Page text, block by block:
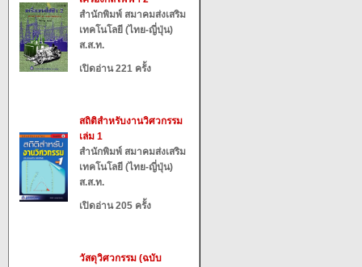
สำนักพิมพ์ สมาคมส่งเสริม
เทคโนโลยี (ไทย-ญี่ปุ่น)
ส.ส.ท.
เปิดอ่าน 221 ครั้ง
สถิติสำหรับงานวิศวกรรม
เล่ม 1
สำนักพิมพ์ สมาคมส่งเสริม
เทคโนโลยี (ไทย-ญี่ปุ่น)
ส.ส.ท.
เปิดอ่าน 205 ครั้ง
วัสดุวิศวกรรม (ฉบับ